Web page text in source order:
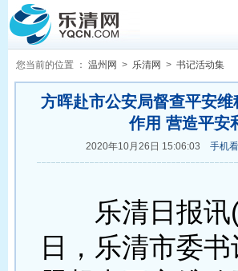
您当前的位置 ： 温州网 > 乐清网 > 书记活动集
方晖赴市公安局督查平安
作用 营造平安
2020年10月26日 15:06:03 手机
乐清日报讯(
日，乐清市委